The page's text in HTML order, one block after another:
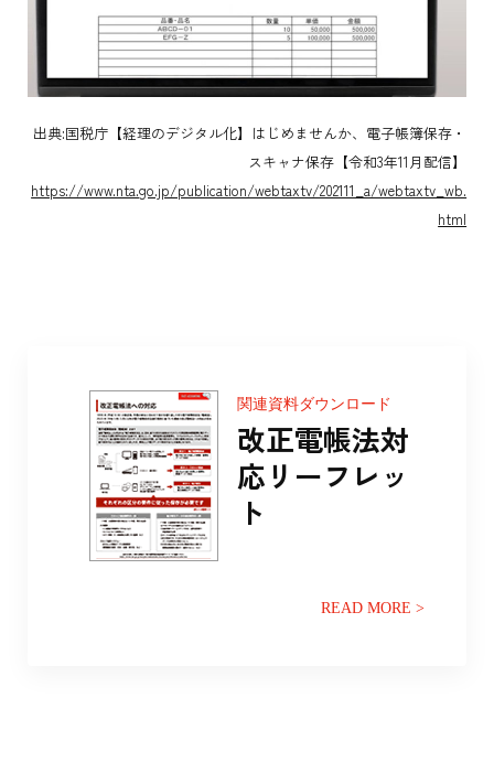
出典:国税庁【経理のデジタル化】はじめませんか、電子帳簿保存・
スキャナ保存【令和3年11月配信】
https://www.nta.go.jp/publication/webtaxtv/202111_a/webtaxtv_wb.
html
関連資料ダウンロード
改正電帳法対
応リーフレッ
ト
READ MORE >